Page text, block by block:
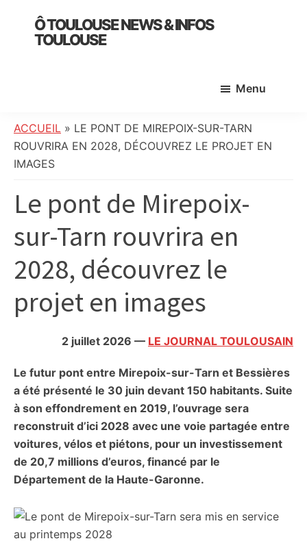
primary
Ô TOULOUSE NEWS & INFOS
TOULOUSE
:
info
locale,
culture,
politique,
météo,
divers
initiatives
Menu
ACCUEIL » LE PONT DE MIREPOIX-SUR-TARN
ROUVRIRA EN 2028, DÉCOUVREZ LE PROJET EN
IMAGES
Le pont de Mirepoix-
sur-Tarn rouvrira en
2028, découvrez le
projet en images
2 juillet 2026 — LE JOURNAL TOULOUSAIN
Le futur pont entre Mirepoix-sur-Tarn et Bessières
a été présenté le 30 juin devant 150 habitants. Suite
à son effondrement en 2019, l’ouvrage sera
reconstruit d’ici 2028 avec une voie partagée entre
voitures, vélos et piétons, pour un investissement
de 20,7 millions d’euros, financé par le
Département de la Haute-Garonne.